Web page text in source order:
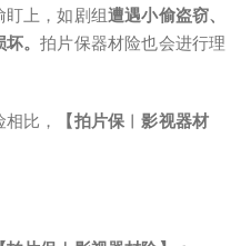
上，如剧组遭遇小偷盗窃、
坏。拍片保器材险也会进行理
比，
【拍片保︱影视器材